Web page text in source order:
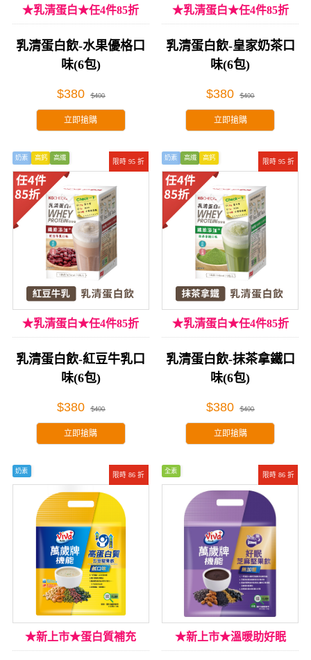
★乳清蛋白★任4件85折
乳清蛋白飲-水果優格口
味(6包)
$380 $400
立即搶購
★乳清蛋白★任4件85折
乳清蛋白飲-皇家奶茶口
味(6包)
$380 $400
立即搶購
限時 95 折
奶素 高鈣 高纖
★乳清蛋白★任4件85折
乳清蛋白飲-紅豆牛乳口
味(6包)
$380 $400
立即搶購
限時 95 折
奶素 高纖 高鈣
★乳清蛋白★任4件85折
乳清蛋白飲-抹茶拿鐵口
味(6包)
$380 $400
立即搶購
限時 86 折
奶素
★新上市★蛋白質補充
限時 86 折
全素
★新上市★溫暖助好眠